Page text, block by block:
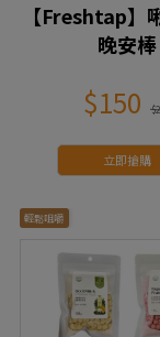
【Freshtap】
晚安棒
$150
立即搶購
輕鬆咀嚼